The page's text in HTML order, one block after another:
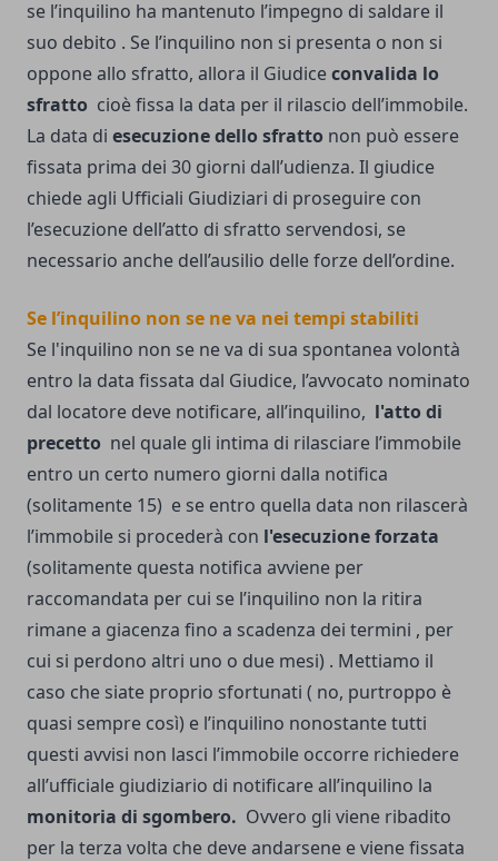
se l’inquilino ha mantenuto l’impegno di saldare il
suo debito . Se l’inquilino non si presenta o non si
oppone allo sfratto, allora il Giudiceconvalida lo
sfratto cioè fissa la data per il rilascio dell’immobile.
La data di esecuzione dello sfratto non può essere
fissata prima dei 30 giorni dall’udienza. Il giudice
chiede agli Ufficiali Giudiziari di proseguire con
l’esecuzione dell’atto di sfratto servendosi, se
necessario anche dell’ausilio delle forze dell’ordine.
Se l’inquilino non se ne va nei tempi stabiliti
Se l'inquilino non se ne va di sua spontanea volontà
entro la data fissata dal Giudice, l’avvocato nominato
dal locatore deve notificare, all’inquilino, l'atto di
precetto nel quale gli intima di rilasciare l’immobile
entro un certo numero giorni dalla notifica
(solitamente 15) e se entro quella data non rilascerà
l’immobile si procederà con l'esecuzione forzata
(solitamente questa notifica avviene per
raccomandata per cui se l’inquilino non la ritira
rimane a giacenza fino a scadenza dei termini , per
cui si perdono altri uno o due mesi) . Mettiamo il
caso che siate proprio sfortunati ( no, purtroppo è
quasi sempre così) e l’inquilino nonostante tutti
questi avvisi non lasci l’immobile occorre richiedere
all’ufficiale giudiziario di notificare all’inquilino la
monitoria di sgombero. Ovvero gli viene ribadito
per la terza volta che deve andarsene e viene fissata